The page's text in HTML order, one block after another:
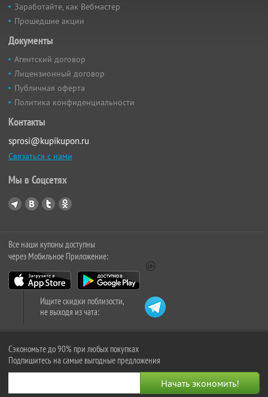
Заработайте, как Вебмастер
Прошедшие акции
Документы
Агентский договор
Лицензионный договор
Публичная оферта
Политика конфиденциальности
Контакты
sprosi@kupikupon.ru
Связаться с нами
Мы в Соцсетях
Все наши купоны доступны
через Мобильное Приложение:
Ищите скидки поблизости,
не выходя из чата:
Сэкономьте до 90% при любых покупках
Подпишитесь на самые выгодные предложения